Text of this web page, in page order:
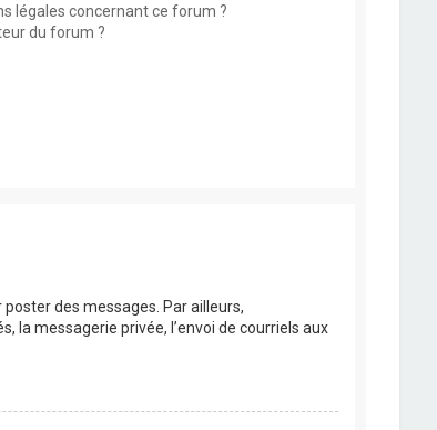
légales concernant ce forum ?
du forum ?
des messages. Par ailleurs,
la messagerie privée, l’envoi de courriels aux